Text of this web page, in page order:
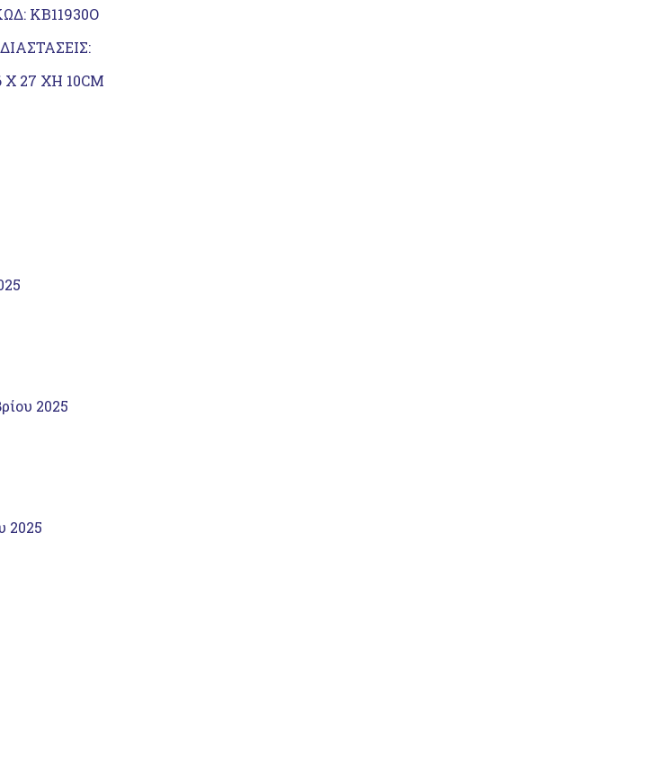
ΚΒ11930Ο
ΔΙΑΣΤΑΣΕΙΣ:
Χ 27 ΧΗ 10CM
2025
2025